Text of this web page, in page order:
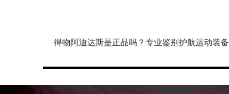
得物阿迪达斯是正品吗？专业鉴别护航运动装备